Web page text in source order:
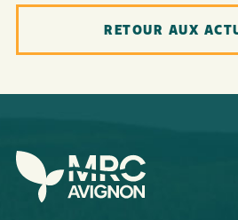
RETOUR AUX